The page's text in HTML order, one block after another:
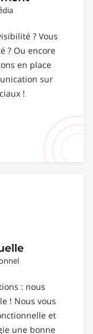
? Vous
? Ou encore
en place
sur
!
: nous
! Nous vous
et
une bonne